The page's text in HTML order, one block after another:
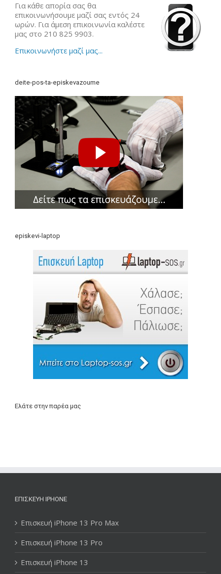
Για κάθε απορία σας θα
επικοινωνήσουμε μαζί σας εντός 24
ωρών. Για άμεση επικοινωνία καλέστε
μας στο 210 825 9903.
Επικοινωνήστε μαζί μας...
deite-pos-ta-episkevazoume
episkevi-laptop
Ελάτε στην παρέα μας
ΕΠΙΣΚΕΥΉ IPHONE
Επισκευή iPhone 13 Pro Max
Επισκευή iPhone 13 Pro
Επισκευή iPhone 13